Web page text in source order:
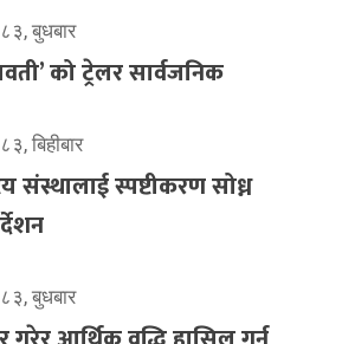
बुधबार
को ट्रेलर सार्वजनिक
बिहीबार
संस्थालाई स्पष्टीकरण सोध्न
बुधबार